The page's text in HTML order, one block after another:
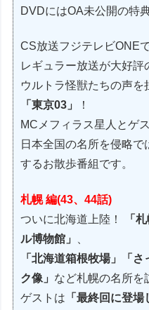
DVDにはOA未公開の特
CS放送フジテレビONE
レギュラー放送が大好評
ウルトラ怪獣たちの声
「東京03」
！
MCメフィラス星人とゲ
日本全国の名所を侵略
するお散歩番組です。
札幌 編(43、44話)
ついに北海道上陸！
「
ル博物館」
「北海道箱根牧場」「
ク像」 など札幌の名所を
ゲストは 「最終回に登